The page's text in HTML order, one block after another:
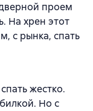
проем
На хрен этот
с рынка, спать
жестко.
Но с